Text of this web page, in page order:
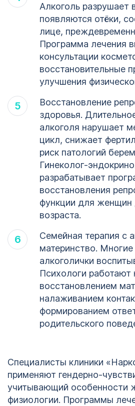
Алкоголь
появляются отёки,
лице,
Программа лечения
консультации
восстановительные
улучшения
Восстановление
здоровья.
алкоголя нарушает
цикл, снижает
риск патологий
Гинеколог-
разрабатывает
восстановления
функции для женщин
возраста.
Семейная терапия с
материнство.
алкоголички
Психологи работают
восстановлением
налаживанием
формированием
родительского
Специалисты клиники
применяют гендерно-
учитывающий особенности
физиологии. Программы